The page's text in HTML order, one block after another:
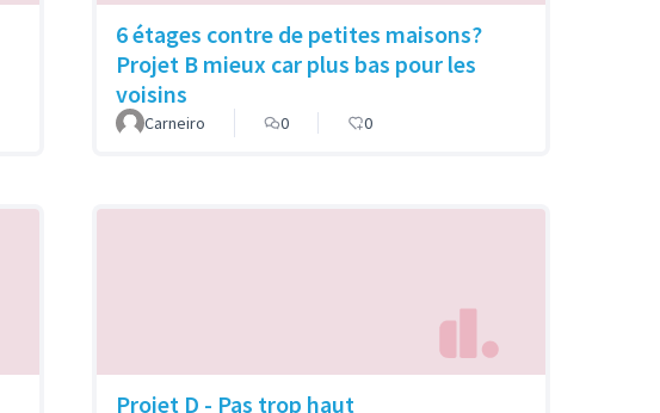
6 étages contre de petites maisons?
Projet B mieux car plus bas pour les
voisins
Carneiro 0 0
Projet D - Pas trop haut